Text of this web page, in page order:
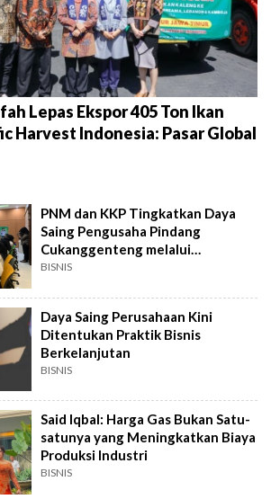
Lepas Ekspor 405 Ton Ikan
Harvest Indonesia: Pasar Global
PNM dan KKP Tingkatkan Daya
Saing Pengusaha Pindang
Cukanggenteng melalui
Pendampingan Terpadu
BISNIS
Daya Saing Perusahaan Kini
Ditentukan Praktik Bisnis
Berkelanjutan
BISNIS
Said Iqbal: Harga Gas Bukan Satu-
satunya yang Meningkatkan Biaya
Produksi Industri
BISNIS